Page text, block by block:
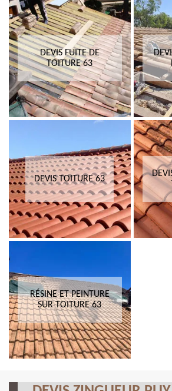
DEVIS FUITE DE
TOITURE 63
DEVIS TOITURE 63
RÉSINE ET PEINTURE
SUR TOITURE 63